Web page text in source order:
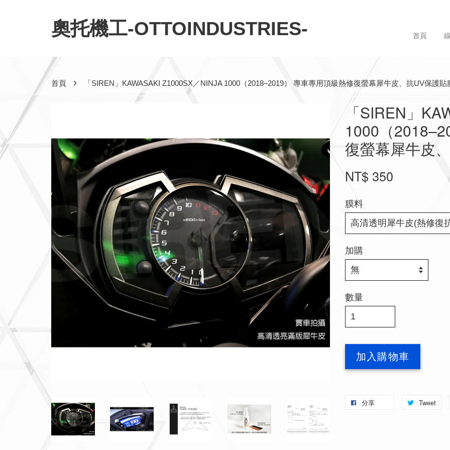
奧托機工-OTTOINDUSTRIES- 首頁
首頁 › 「SIREN」KAWASAKI Z1000SX／NINJA 1000（2018–2019） 專車專用頂級熱修復螢幕犀牛皮、抗UV保護貼
「SIREN」
1000（
復螢幕犀牛皮
NT$ 350
膜料
加購
數量
加入購物車
分享 Tweet